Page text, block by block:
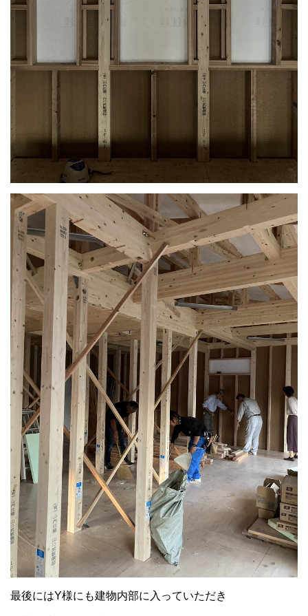
最後にはY様にも建物内部に入っていただき